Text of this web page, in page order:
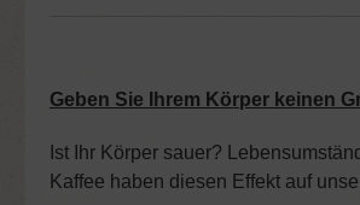
Geben Sie Ihrem Körper keinen
Ist Ihr Körper sauer?
Kaffee haben diesen Effekt auf